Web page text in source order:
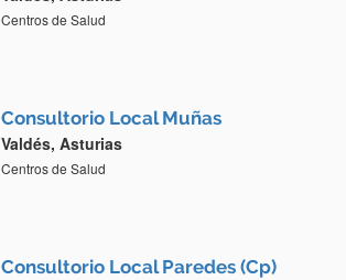
Centros de Salud
Consultorio Local Muñas
Valdés, Asturias
Centros de Salud
Consultorio Local Paredes (Cp)